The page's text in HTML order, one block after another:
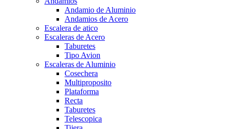
Andamio de Aluminio
Andamios de Acero
Escalera de atico
Escaleras de Acero
Taburetes
Tipo Avion
Escaleras de Aluminio
Cosechera
Multiproposito
Plataforma
Recta
Taburetes
Telescopica